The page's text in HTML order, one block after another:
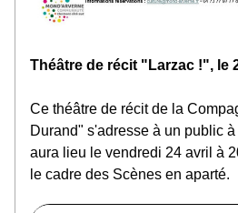
Théâtre de récit "Larzac !", le
Ce théâtre de récit de la
Durand" s'adresse à un public à
aura lieu le vendredi 24 avril à
le cadre des Scènes en aparté.